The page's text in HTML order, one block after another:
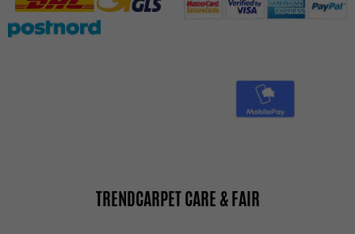
TRENDCARPET CARE & FAIR